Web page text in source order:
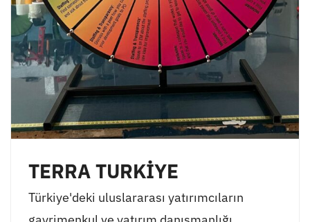
TERRA TURKİYE
Türkiye'deki uluslararası yatırımcıların